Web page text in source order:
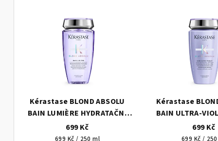
o
d
p
r
Kérastase BLOND ABSOLU
BAIN LUMIÈRE HYDRATAČNÍ
ŠAMPONOVÁ LÁZEŇ PRO
BLOND VLASY
699 Kč
Měrná
699 Kč / 250 ml
Kérastase
BAIN ULTRA-
FIALOVÁ
699 Kč
Měrná
699 Kč /